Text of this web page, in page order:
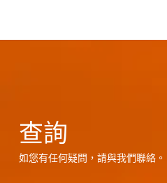
查詢
如您有任何疑問，請與我們聯絡。